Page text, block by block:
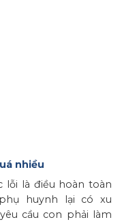
nhiều
lỗi là điều hoàn toàn
huynh lại có xu
cầu con phải làm